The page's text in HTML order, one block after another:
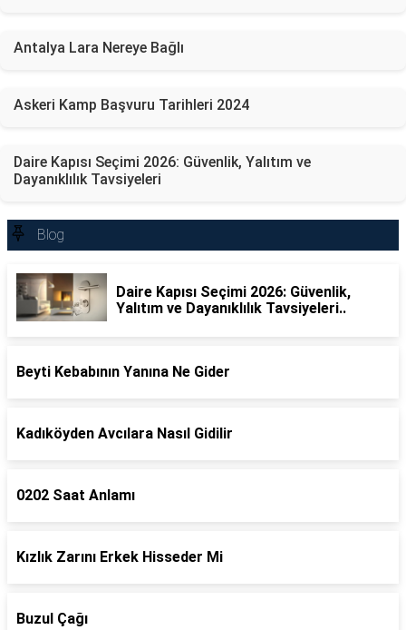
Antalya Lara Nereye Bağlı
Askeri Kamp Başvuru Tarihleri 2024
Daire Kapısı Seçimi 2026: Güvenlik, Yalıtım ve
Dayanıklılık Tavsiyeleri
Blog
Daire Kapısı Seçimi 2026: Güvenlik,
Yalıtım ve Dayanıklılık Tavsiyeleri..
Beyti Kebabının Yanına Ne Gider
Kadıköyden Avcılara Nasıl Gidilir
0202 Saat Anlamı
Kızlık Zarını Erkek Hisseder Mi
Buzul Çağı